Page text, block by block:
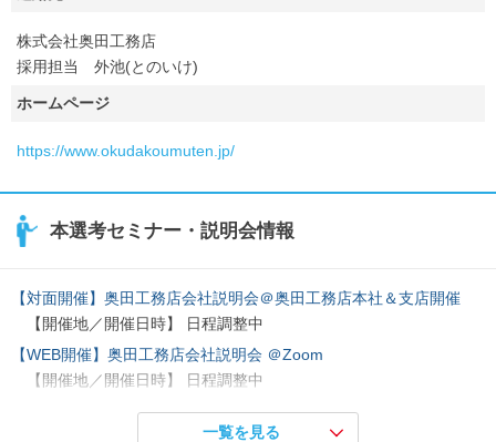
株式会社奥田工務店
採用担当 外池(とのいけ)
ホームページ
https://www.okudakoumuten.jp/
本選考セミナー・説明会情報
【対面開催】奥田工務店会社説明会＠奥田工務店本社＆支店開催
【開催地／開催日時】 日程調整中
【WEB開催】奥田工務店会社説明会 ＠Zoom
【開催地／開催日時】 日程調整中
『【WEB開催】《完全個別相談》 就活状況相談会』
【開催地／開催日時】 日程調整中
一覧を見る